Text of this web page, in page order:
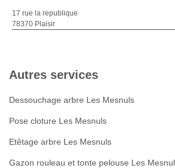
17 rue la republique
78370 Plaisir
Autres services
Dessouchage arbre Les Mesnuls
Pose cloture Les Mesnuls
Etêtage arbre Les Mesnuls
Gazon rouleau et tonte pelouse Les